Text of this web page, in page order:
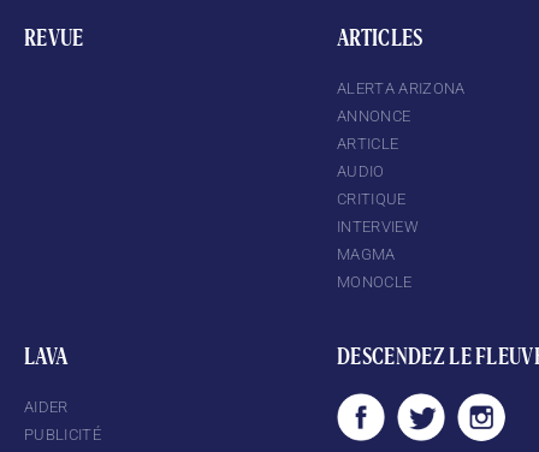
REVUE ARTICLES
ALERTA ARIZONA
ANNONCE
ARTICLE
AUDIO
CRITIQUE
INTERVIEW
MAGMA
MONOCLE
LAVA
AIDER
PUBLICITÉ
DESCENDEZ LE